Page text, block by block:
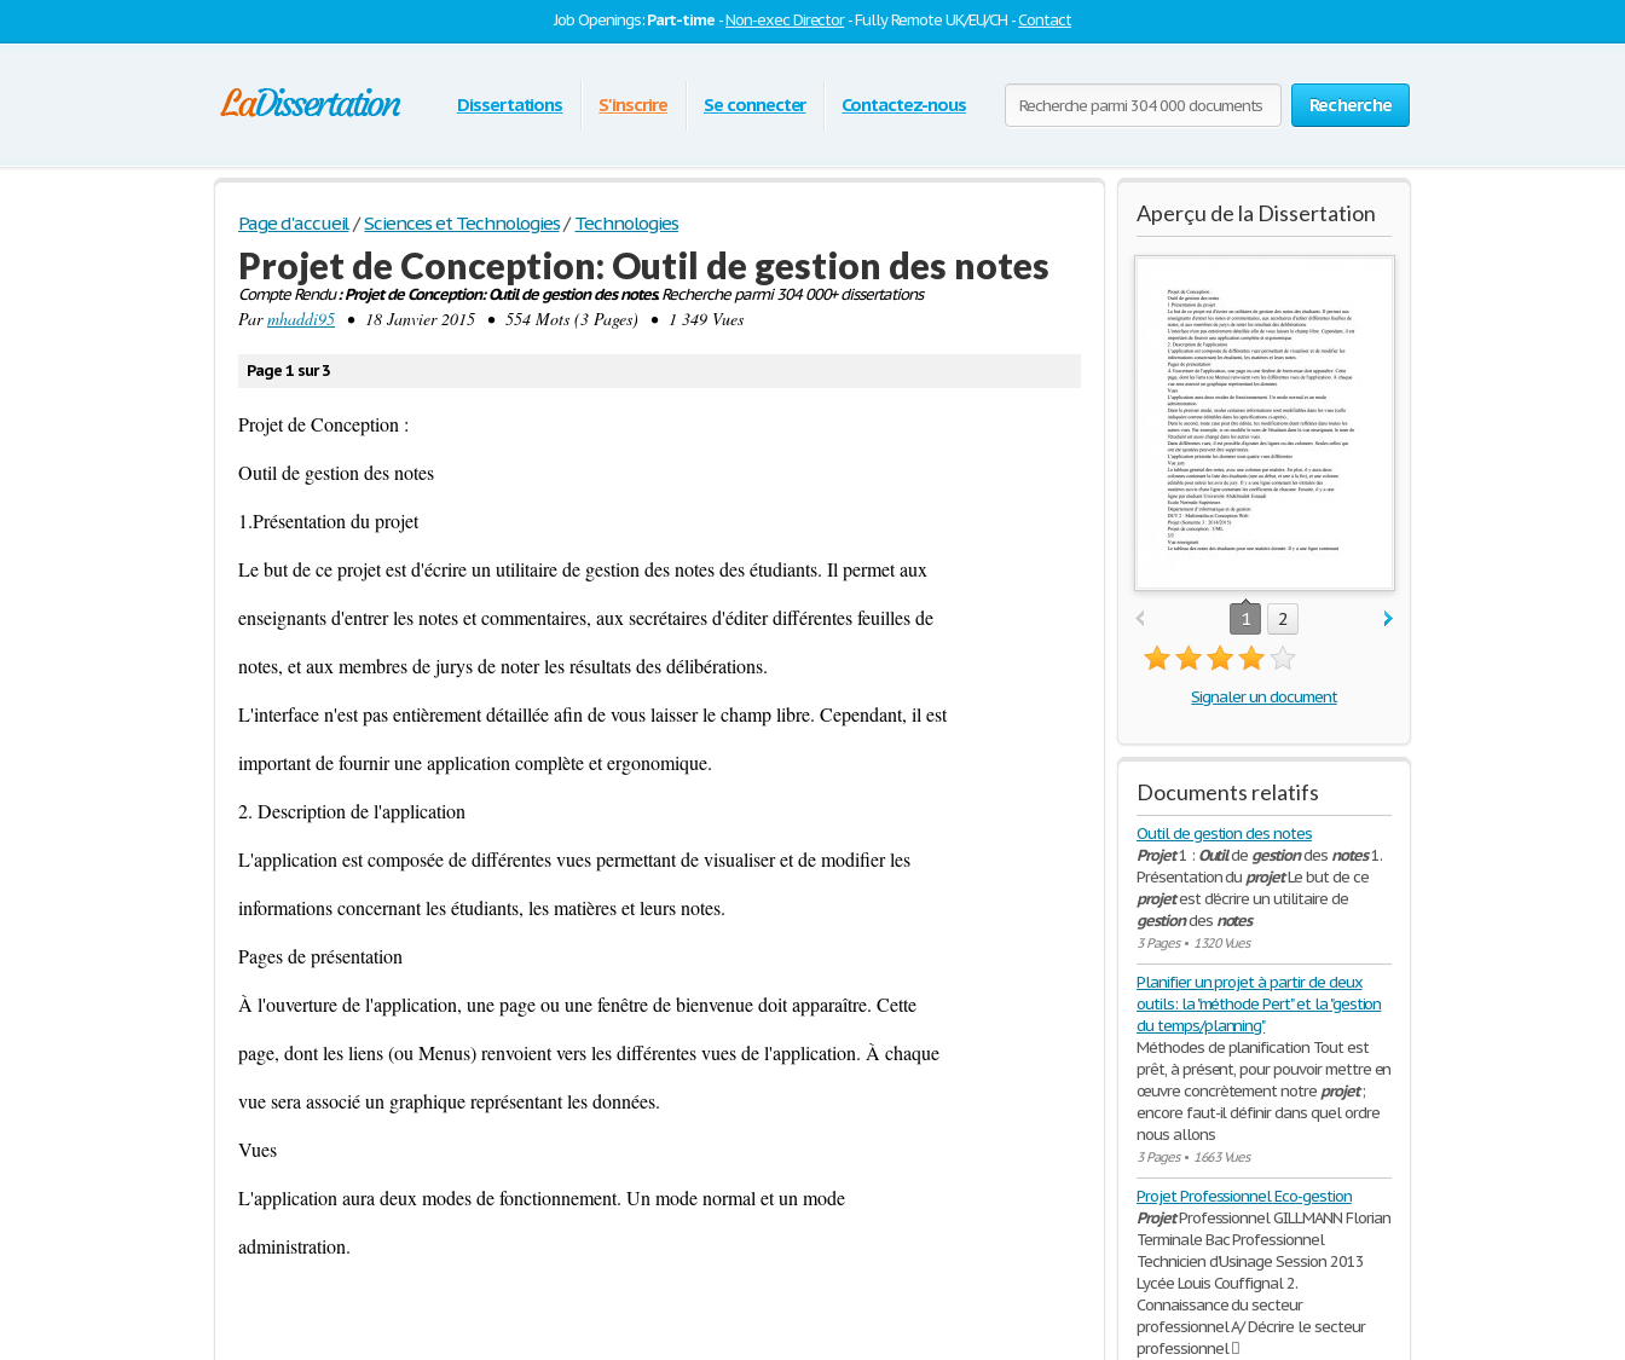
Job Openings:Part-time -Non-exec Director- Fully Remote UK/EU/CH -Contact
Recherche
Dissertations S'inscrire Se connecter Contactez-nous
Page d'accueil / Sciences et Technologies / Technologies
Projet de Conception: Outil de gestion des notes
Compte Rendu: Projet de Conception: Outil de gestion des notes.Recherche parmi 304 000+ dissertations
Parmhaddi95 • 18 Janvier 2015 • 554 Mots (3 Pages) • 1 349 Vues
Page 1 sur 3
Projet de Conception :
Outil de gestion des notes
1.Présentation du projet
Le but de ce projet est d'écrire un utilitaire de gestion des notes des étudiants. Il permet aux
enseignants d'entrer les notes et commentaires, aux secrétaires d'éditer différentes feuilles de
notes, et aux membres de jurys de noter les résultats des délibérations.
L'interface n'est pas entièrement détaillée afin de vous laisser le champ libre. Cependant, il est
important de fournir une application complète et ergonomique.
2. Description de l'application
L'application est composée de différentes vues permettant de visualiser et de modifier les
informations concernant les étudiants, les matières et leurs notes.
Pages de présentation
À l'ouverture de l'application, une page ou une fenêtre de bienvenue doit apparaître. Cette
page, dont les liens (ou Menus) renvoient vers les différentes vues de l'application. À chaque
vue sera associé un graphique représentant les données.
Vues
L'application aura deux modes de fonctionnement. Un mode normal et un mode
administration.
Aperçu de la Dissertation
1 2
Signaler un document
Documents relatifs
Outil de gestion des notes
Projet1 : Outilde gestiondes notes1.
Présentation duprojetLe but de ce
projetest d'écrire un utilitaire de
gestiondes notes
3 Pages• 1320 Vues
Planifier un projet à partir de deux
outils: la "méthode Pert" et la "gestion
du temps/planning"
Méthodes de planification Tout est
prêt, à présent, pour pouvoir mettre en
œuvre concrètement notre projet;
encore faut-il définir dans quel ordre
nous allons
3 Pages• 1663 Vues
Projet Professionnel Eco-gestion
ProjetProfessionnel GILLMANN Florian
Terminale Bac Professionnel
Technicien d’Usinage Session 2013
Lycée Louis Couffignal 2.
Connaissance du secteur
professionnel A/ Décrire le secteur
professionnel 